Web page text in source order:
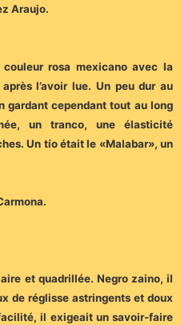
Araujo.
rosa mexicano avec la
l’avoir lue. Un peu dur au
gardant cependant tout au long
un tranco, une élasticité
Un tío était le «Malabar», un
et quadrillée. Negro zaino, il
de réglisse astringents et doux
il exigeait un savoir-faire